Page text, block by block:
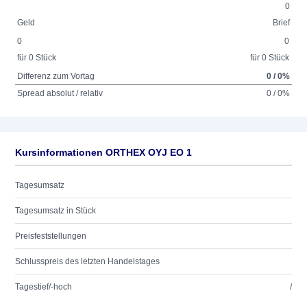
0
Geld
Brief
0
für 0 Stück
0
für 0 Stück
Differenz zum Vortag
0 / 0%
Spread absolut / relativ
0 / 0%
Kursinformationen ORTHEX OYJ EO 1
Tagesumsatz
Tagesumsatz in Stück
Preisfeststellungen
Schlusspreis des letzten Handelstages
Tagestief/-hoch /